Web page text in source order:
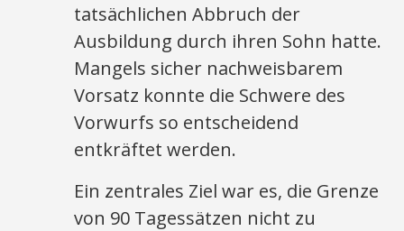
tatsächlichen Abbruch der
Ausbildung durch ihren Sohn hatte.
Mangels sicher nachweisbarem
Vorsatz konnte die Schwere des
Vorwurfs so entscheidend
entkräftet werden.
Ein zentrales Ziel war es, die Grenze
von 90 Tagessätzen nicht zu